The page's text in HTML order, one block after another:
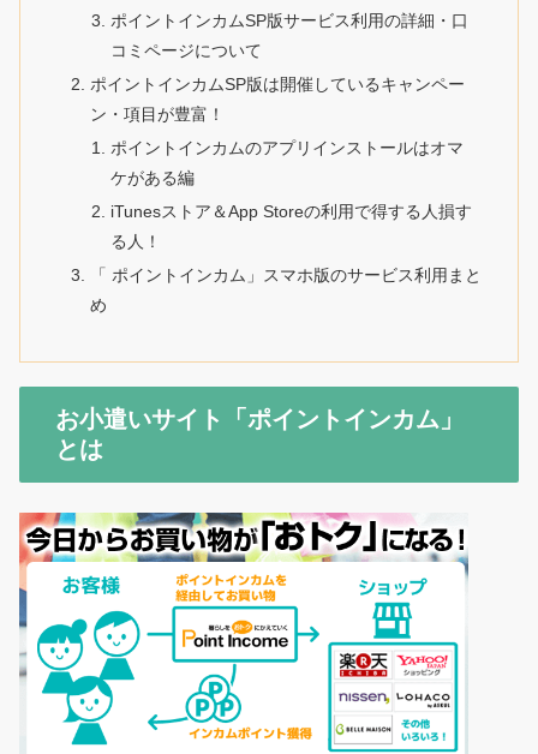
ポイントインカムSP版サービス利用の詳細・口
コミページについて
ポイントインカムSP版は開催しているキャンペー
ン・項目が豊富！
ポイントインカムのアプリインストールはオマ
ケがある編
iTunesストア＆App Storeの利用で得する人損す
る人！
「 ポイントインカム」スマホ版のサービス利用まと
め
お小遣いサイト「ポイントインカム」
とは